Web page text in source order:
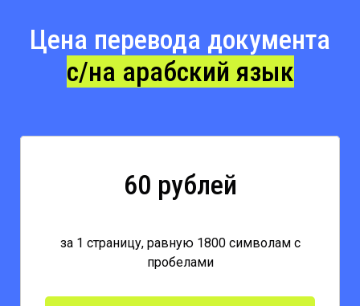
Цена перевода документа
с/на арабский язык
60 рублей
за 1 страницу, равную 1800 символам с
пробелами